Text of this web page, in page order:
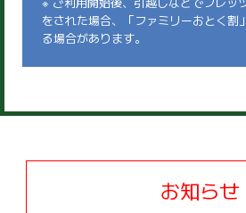
をされた場合、「ファミリーおとく割
る場合があります。
お知らせ